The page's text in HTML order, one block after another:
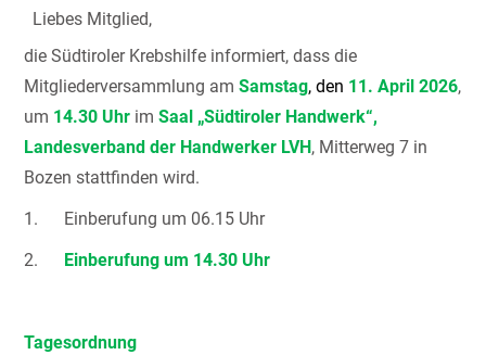
Liebes Mitglied,
die Südtiroler Krebshilfe informiert, dass die
Mitgliederversammlung amSamstag, den 11. April 2026,
um 14.30Uhr imSaal „Südtiroler Handwerk“,
Landesverband der Handwerker LVH , Mitterweg 7 in
Bozen stattfinden wird.
1. Einberufung um 06.15 Uhr
2.
Einberufung um 14.30 Uhr
Tagesordnung